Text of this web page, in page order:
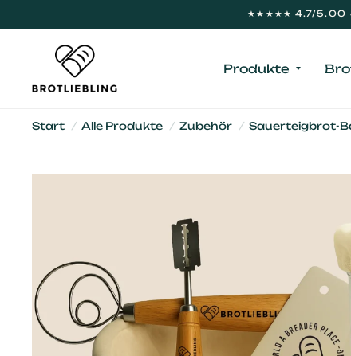
★★★★★ 4.7/5.00
Produkte
Start / Alle Produkte / Zubehör / Sauerteigbrot-